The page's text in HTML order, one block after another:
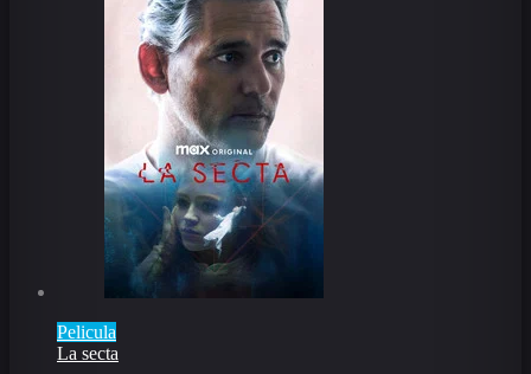
Pelicula
La secta